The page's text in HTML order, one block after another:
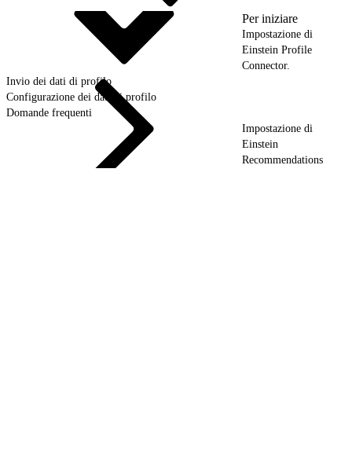
Per iniziare
Impostazione di
Einstein Profile
Connector.
Invio dei dati di profilo
Configurazione dei dati di profilo
Domande frequenti
Impostazione di
Einstein
Recommendations